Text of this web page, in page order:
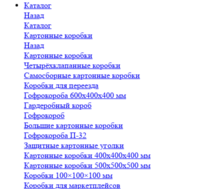
Каталог
Назад
Каталог
Картонные коробки
Назад
Картонные коробки
Четырёхклапанные коробки
Самосборные картонные коробки
Коробки для переезда
Гофрокороба 600х400х400 мм
Гардеробный короб
Гофрокороб
Большие картонные коробки
Гофрокороба П-32
Защитные картонные уголки
Картонные коробки 400х400х400 мм
Картонные коробки 500х500х500 мм
Коробки 100×100×100 мм
Коробки для маркетплейсов